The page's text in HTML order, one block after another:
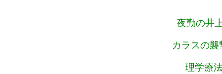
夜勤の井
カラスの
理学療